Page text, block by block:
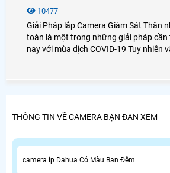
10477
Giải Pháp lắp Camera Giám Sát Thân
toàn là một trong những giải pháp
nay với mùa dịch COVID-19 Tuy nhiên
THÔNG TIN VỀ CAMERA BẠN ĐAN XEM
camera ip Dahua Có Màu Ban Đêm